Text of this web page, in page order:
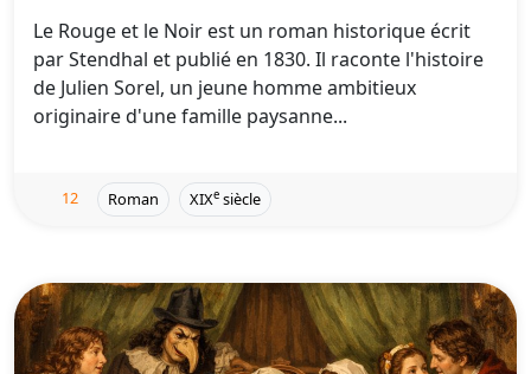
Le Rouge et le Noir est un roman historique écrit
par Stendhal et publié en 1830. Il raconte l'histoire
de Julien Sorel, un jeune homme ambitieux
originaire d'une famille paysanne...
12 Roman XIXe siècle